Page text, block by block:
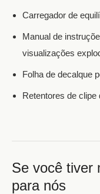
Carregador de
Manual de
visualizações
Folha de decalque
Retentores de clipe
Se você tiver
para nós